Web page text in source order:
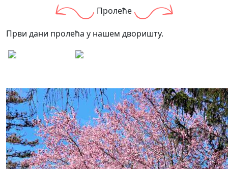
Пролеће
Први дани пролећа у нашем дворишту.